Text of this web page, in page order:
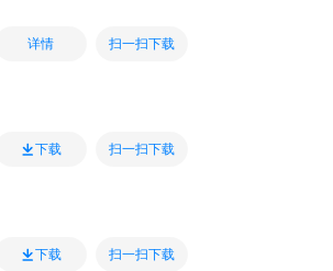
详情 扫一扫下载
下载 扫一扫下载
下载 扫一扫下载